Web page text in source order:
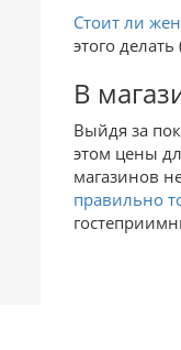
Стоит ли
этого
В
Выйдя за
этом цены
магазинов
правильно